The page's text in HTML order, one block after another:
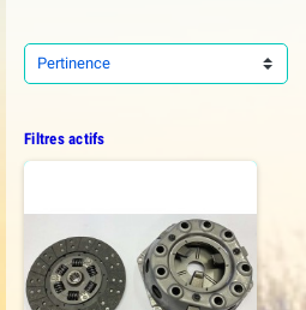
Pertinence
Filtres actifs